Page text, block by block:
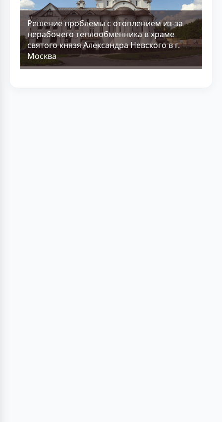
Решение проблемы с отоплением из-за
нерабочего теплообменника в храме
святого князя Александра Невского в г.
Москва